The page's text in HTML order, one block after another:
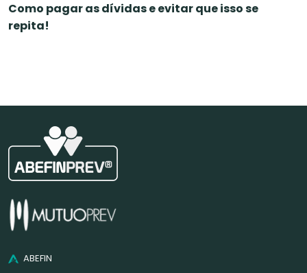
Como pagar as dívidas e evitar que isso se
repita!
ABEFIN